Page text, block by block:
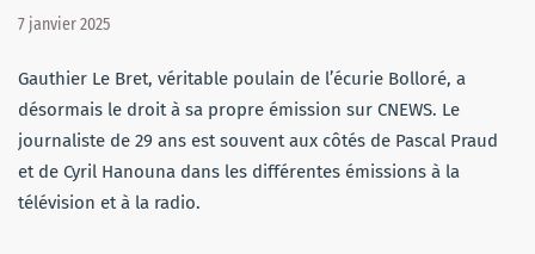
7 janvier 2025
Gauthier Le Bret, véritable poulain de l’écurie Bolloré, a
désormais le droit à sa propre émission sur CNEWS. Le
journaliste de 29 ans est souvent aux côtés de Pascal Praud
et de Cyril Hanouna dans les différentes émissions à la
télévision et à la radio.